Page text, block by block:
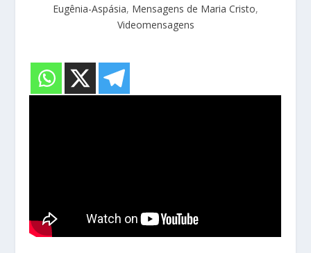
Eugênia-Aspásia, Mensagens de Maria Cristo,
Videomensagens